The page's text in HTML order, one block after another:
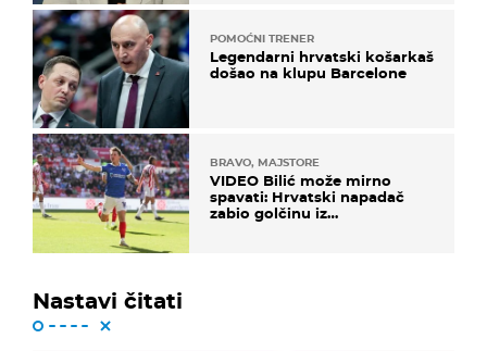
POMOĆNI TRENER
Legendarni hrvatski košarkaš
došao na klupu Barcelone
BRAVO, MAJSTORE
VIDEO Bilić može mirno
spavati: Hrvatski napadač
zabio golčinu iz
Nastavi čitati